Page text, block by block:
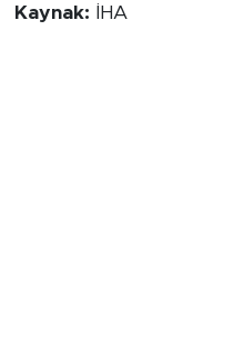
Kaynak: İHA